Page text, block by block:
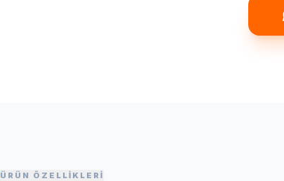
ÜRÜN ÖZELLİKLERİ